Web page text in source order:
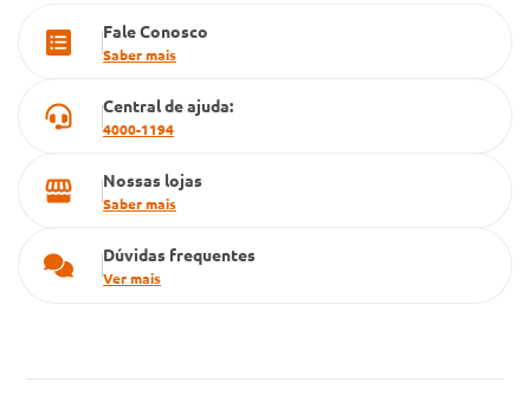
Fale Conosco
Saber mais
Central de ajuda:
4000-1194
Nossas lojas
Saber mais
Dúvidas frequentes
Ver mais